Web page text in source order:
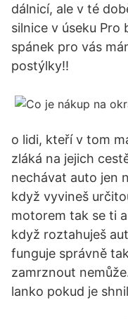
dálnicí, ale v té
silnice v úseku
spánek pro vás
postýlky!!
o lidi, kteří v tom
zláká na jejich
nechávat auto jen
když vyvineš
motorem tak se ti
když roztahuješ
funguje správně
zamrznout
lanko pokud je